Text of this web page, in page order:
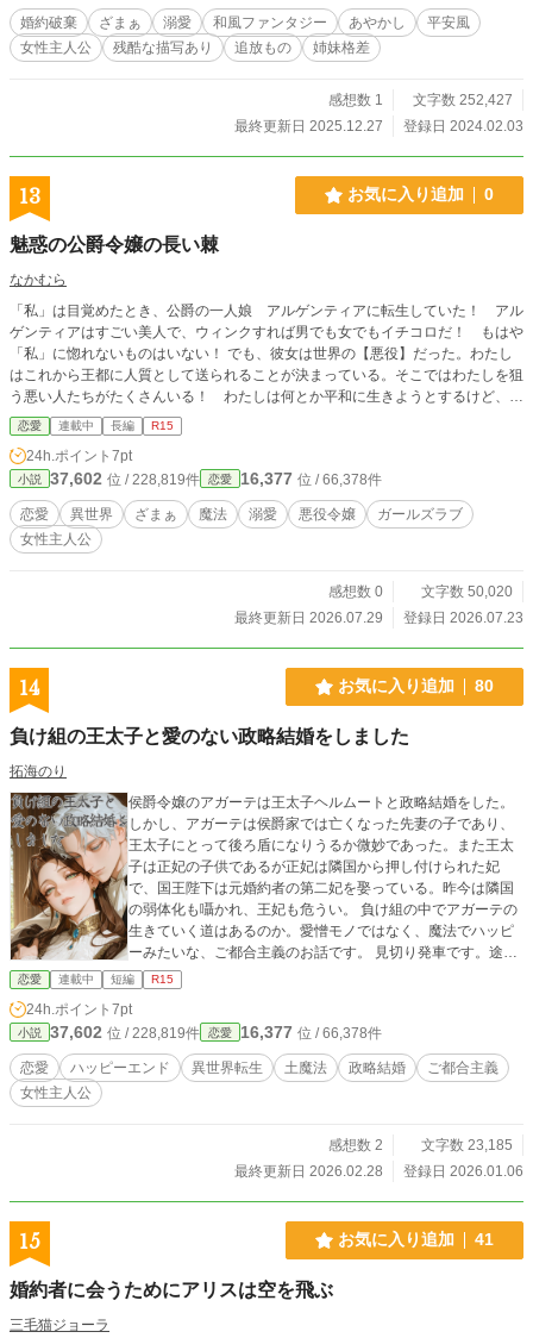
婚約破棄 ざまぁ 溺愛 和風ファンタジー あやかし
平安風
女性主人公
残酷な描写あり 追放もの 姉妹格差
感想数 1
文字数 252,427
最終更新日 2025.12.27
登録日 2024.02.03
13 お気に入り追加 0
魅惑の公爵令嬢の長い棘
なかむら
「私」は目覚めたとき、公爵の一人娘 アルゲンティアに転生していた！ アル
ゲンティアはすごい美人で、ウィンクすれば男でも女でもイチコロだ！ もはや
「私」に惚れないものはいない！ でも、彼女は世界の【悪役】だった。わたし
はこれから王都に人質として送られることが決まっている。そこではわたしを狙
う悪い人たちがたくさんいる！ わたしは何とか平和に生きようとするけど、そ
の度に運命は悪い方向に転がっていく――。 ――ああ、わたし、生き残れる
かな？ わたし、めっちゃかわいいよ！？ だからみんな落ち着いてっ！ ＊AI
は一切不使用です
恋愛 連載中 長編 R15
24h.ポイント 7pt
小説 37,602 位 / 228,819件 恋愛 16,377 位 / 66,378件
恋愛 異世界 ざまぁ 魔法 溺愛 悪役令嬢
ガールズラブ
女性主人公
感想数 0
文字数 50,020
最終更新日 2026.07.29
登録日 2026.07.23
14 お気に入り追加 80
負け組の王太子と愛のない政略結婚をしました
拓海のり
侯爵令嬢のアガーテは王太子ヘルムートと政略結婚をした。
しかし、アガーテは侯爵家では亡くなった先妻の子であり、
王太子にとって後ろ盾になりうるか微妙であった。また王太
子は正妃の子供であるが正妃は隣国から押し付けられた妃
で、国王陛下は元婚約者の第二妃を娶っている。昨今は隣国
の弱体化も囁かれ、王妃も危うい。 負け組の中でアガーテの
生きていく道はあるのか。愛憎モノではなく、魔法でハッピ
ーみたいな、ご都合主義のお話です。 見切り発車です。途中
から更新が遅くなります。
恋愛 連載中 短編 R15
24h.ポイント 7pt
小説 37,602 位 / 228,819件 恋愛 16,377 位 / 66,378件
恋愛 ハッピーエンド 異世界転生 土魔法 政略結婚
ご都合主義
女性主人公
感想数 2
文字数 23,185
最終更新日 2026.02.28
登録日 2026.01.06
15 お気に入り追加 41
婚約者に会うためにアリスは空を飛ぶ
三毛猫ジョーラ